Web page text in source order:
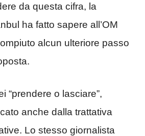
da questa cifra, la
ha fatto sapere all’OM
alcun ulteriore passo
“prendere o lasciare”,
anche dalla trattativa
Lo stesso giornalista